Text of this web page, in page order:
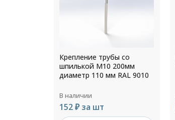
Рулон 0,9x1500мм RAL
9010
В наличии
Цена по запросу